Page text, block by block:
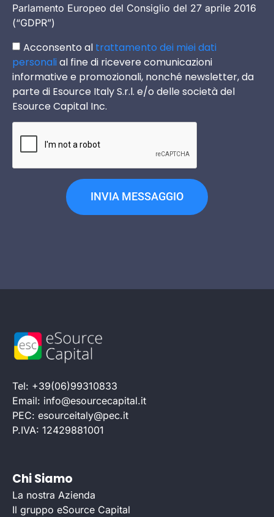
Parlamento Europeo del Consiglio del 27 aprile 2016
(“GDPR”)
Acconsento al trattamento dei miei dati
personalial fine di ricevere comunicazioni
informative e promozionali, nonché newsletter, da
parte di Esource Italy S.r.l. e/o delle società del
Esource Capital Inc.
INVIA MESSAGGIO
Tel: +39(06)99310833
Email: info@esourcecapital.it
PEC: esourceitaly@pec.it
P.IVA: 12429881001
Chi Siamo
La nostra Azienda
Il gruppo eSource Capital